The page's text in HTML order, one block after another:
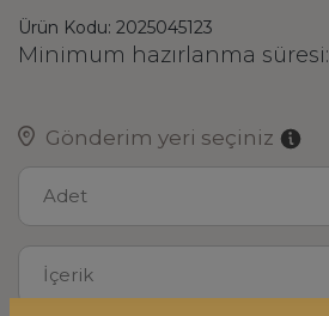
Ürün Kodu: 2025045123
Minimum hazırlanma süresi:
Gönderim yeri seçiniz
Adet
İçerik